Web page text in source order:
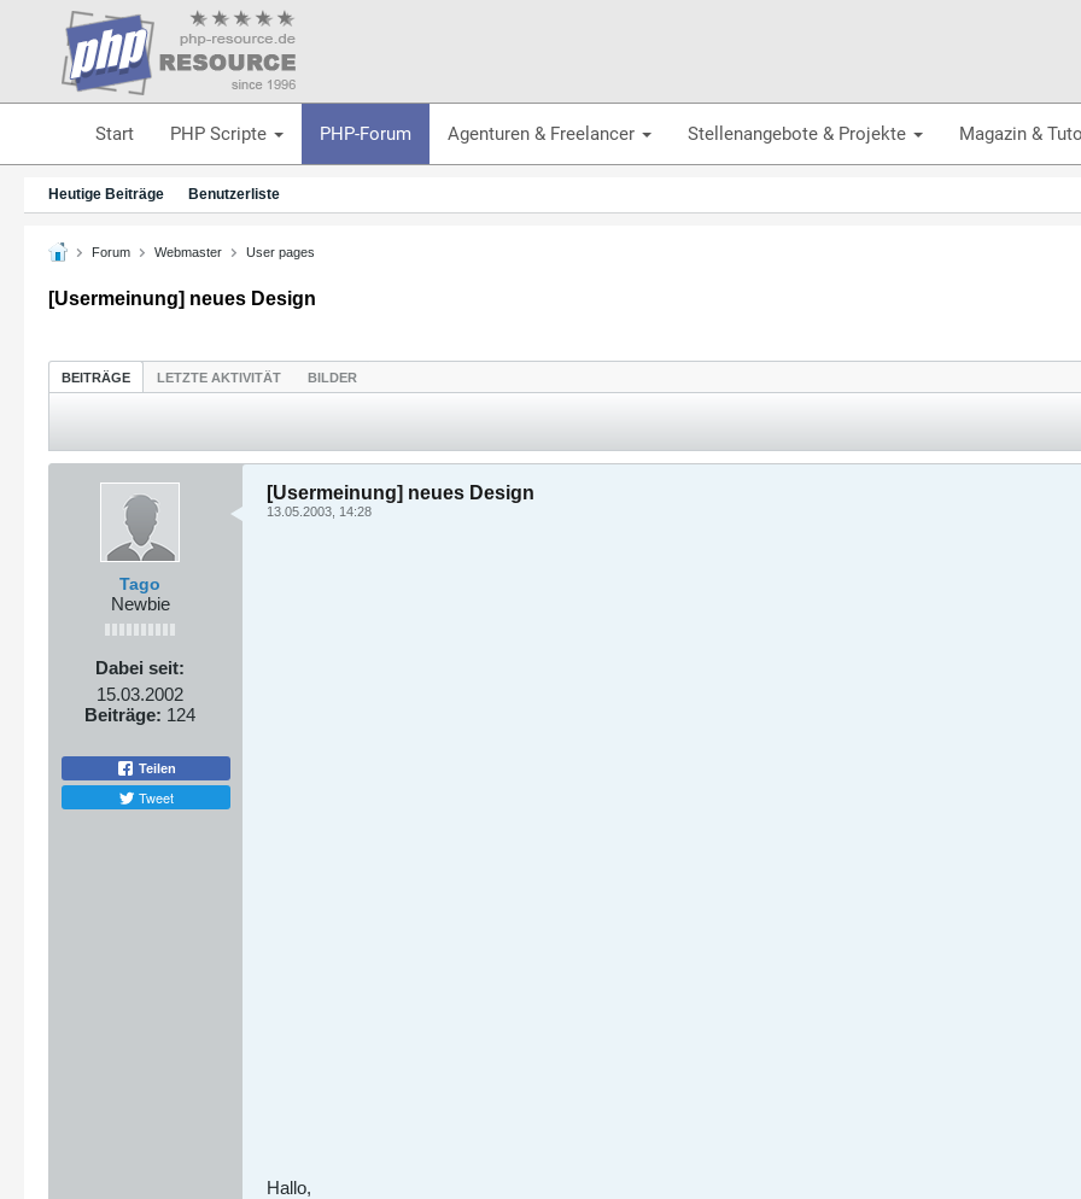
Start PHP Scripte PHP-Forum Agenturen & Freelancer Stellenangebote & Projekte Magazin &
Heutige Beiträge Benutzerliste
Forum Webmaster User pages
[Usermeinung] neues Design
BEITRÄGE LETZTE AKTIVITÄT BILDER
Tago
Newbie
Dabei seit:
15.03.2002
Beiträge: 124
Teilen
Tweet
[Usermeinung] neues Design
13.05.2003, 14:28
Hallo,